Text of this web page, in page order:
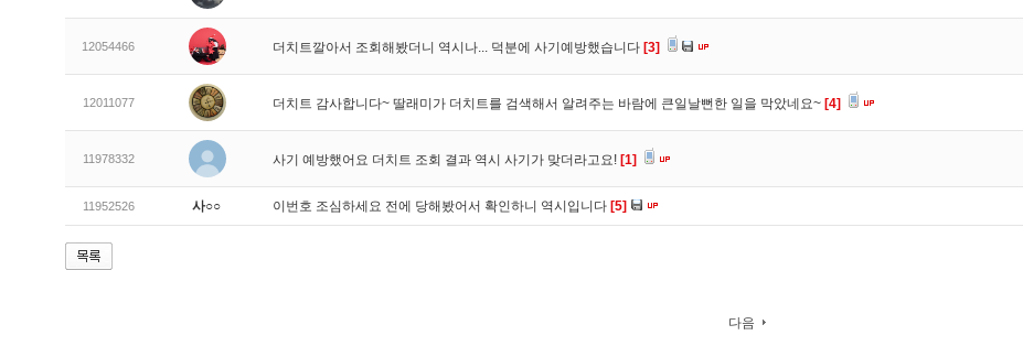
12054466 더치트깔아서 조회해봤더니 역시나... 덕분에 사기예방했습니다 [3]
12011077 더치트 감사합니다~ 딸래미가 더치트를 검색해서 알려주는 바람에 큰일날뻔한 일을 막았네요~ [4]
11978332 사기 예방했어요 더치트 조회 결과 역시 사기가 맞더라고요! [1]
11952526 사○○ 이번호 조심하세요 전에 당해봤어서 확인하니 역시입니다 [5]
다음